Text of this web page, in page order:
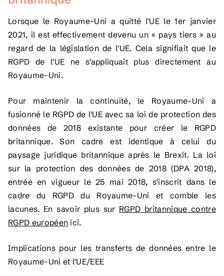
Lorsque le Royaume-Uni a quitté l'UE le 1er janvier
2021, il est effectivement devenu un « pays tiers » au
regard de la législation de l'UE. Cela signifiait que le
RGPD de l'UE ne s'appliquait plus directement au
Royaume-Uni.
Pour maintenir la continuité, le Royaume-Uni a
fusionné le RGPD de l'UE avec sa loi de protection des
données de 2018 existante pour créer le RGPD
britannique. Son cadre est identique à celui du
paysage juridique britannique après le Brexit. La loi
sur la protection des données de 2018 (DPA 2018),
entrée en vigueur le 25 mai 2018, s'inscrit dans le
cadre du RGPD du Royaume-Uni et comble les
lacunes. En savoir plus sur RGPD britannique contre
RGPD européen ici.
Implications pour les transferts de données entre le
Royaume-Uni et l'UE/EEE